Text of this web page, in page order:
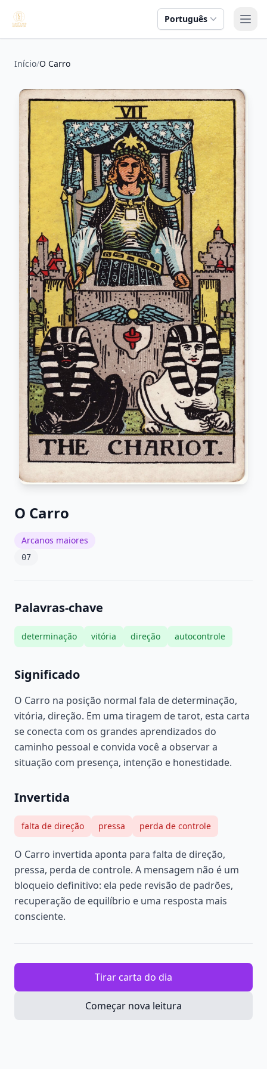
Português
Início/O Carro
O Carro
Arcanos maiores
07
Palavras-chave
determinação vitória direção autocontrole
Significado
O Carro na posição normal fala de determinação,
vitória, direção. Em uma tiragem de tarot, esta carta
se conecta com os grandes aprendizados do
caminho pessoal e convida você a observar a
situação com presença, intenção e honestidade.
Invertida
falta de direção pressa perda de controle
O Carro invertida aponta para falta de direção,
pressa, perda de controle. A mensagem não é um
bloqueio definitivo: ela pede revisão de padrões,
recuperação de equilíbrio e uma resposta mais
consciente.
Tirar carta do dia
Começar nova leitura